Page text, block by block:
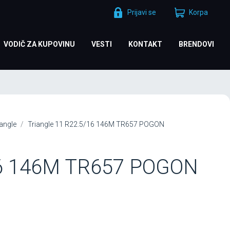
Prijavi se Korpa
VODIČ ZA KUPOVINU VESTI KONTAKT BRENDOVI
Triangle 11 R22.5/16 146M TR657 POGON
TR657 POGON